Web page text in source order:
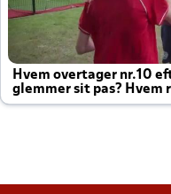
Hvem overtager nr.10
glemmer sit pas? Hvem
altid til efter kampe?